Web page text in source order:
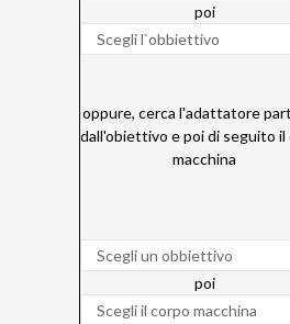
poi
oppure, cerca l'adattatore
dall'obiettivo e poi di seguito il
macchina
poi